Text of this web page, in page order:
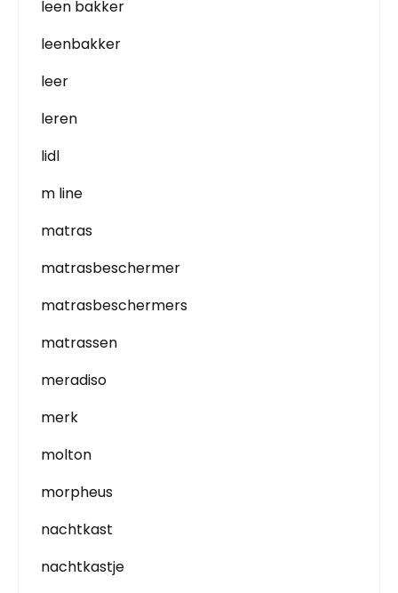
leen bakker
leenbakker
leer
leren
lidl
m line
matras
matrasbeschermer
matrasbeschermers
matrassen
meradiso
merk
molton
morpheus
nachtkast
nachtkastje